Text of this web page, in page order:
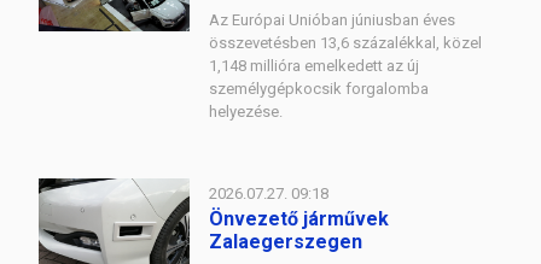
Az Európai Unióban júniusban éves
összevetésben 13,6 százalékkal, közel
1,148 millióra emelkedett az új
személygépkocsik forgalomba
helyezése.
2026.07.27. 09:18
Önvezető járművek
Zalaegerszegen